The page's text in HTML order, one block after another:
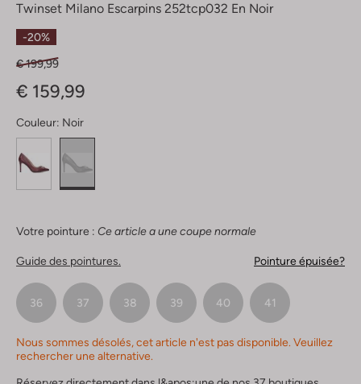
Twinset Milano Escarpins 252tcp032 En Noir
-20%
€ 199,99
€ 159,99
Couleur: Noir
Votre pointure : Ce article a une coupe normale
Guide des pointures. Pointure épuisée?
36 37 38 39 40 41
Nous sommes désolés, cet article n'est pas disponible. Veuillez
rechercher une alternative.